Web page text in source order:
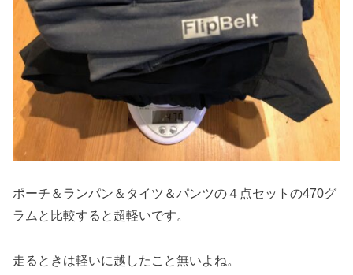
ポーチ＆ランパン＆タイツ＆パンツの４点セットの470グ
ラムと比較すると超軽いです。
走るときは軽いに越したこと無いよね。